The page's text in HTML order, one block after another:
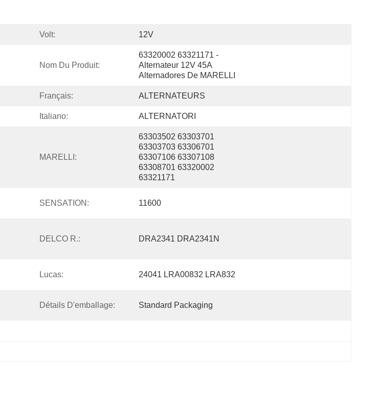
Volt: 12V
Nom Du Produit:
63320002 63321171 -
Alternateur 12V 45A
Alternadores De MARELLI
Français: ALTERNATEURS
Italiano: ALTERNATORI
MARELLI:
63303502 63303701
63303703 63306701
63307106 63307108
63308701 63320002
63321171
SENSATION: 11600
DELCO R.: DRA2341 DRA2341N
Lucas: 24041 LRA00832 LRA832
Détails D'emballage: Standard Packaging